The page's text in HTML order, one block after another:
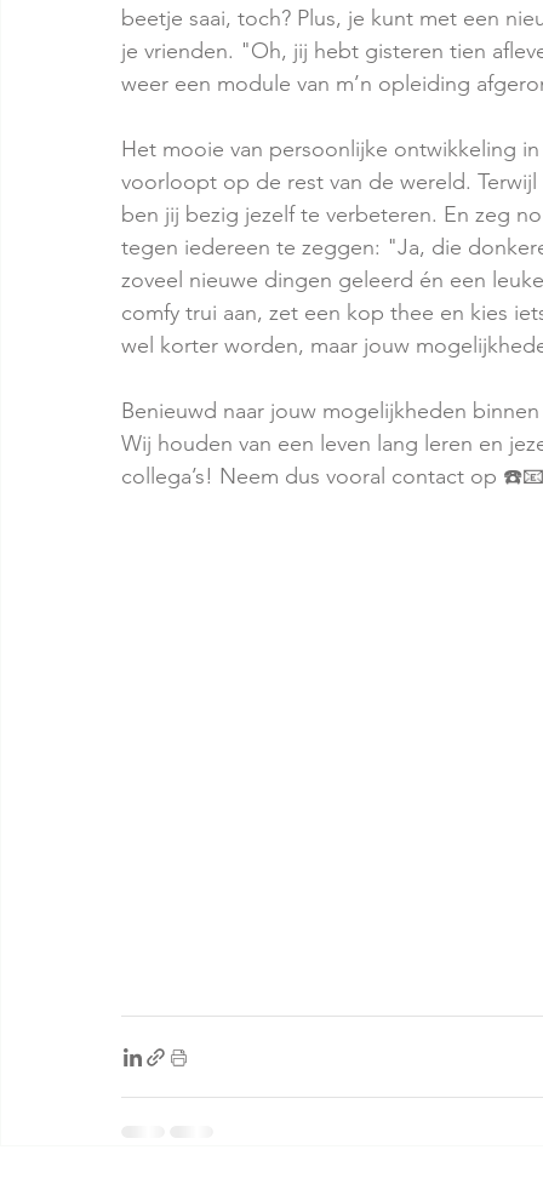
beetje saai, toch? Plus, je kunt met een
je vrienden. "Oh, jij hebt gisteren tien
weer een module van m’n opleiding
Het mooie van persoonlijke ontwikkeling
voorloopt op de rest van de wereld.
ben jij bezig jezelf te verbeteren. En zeg
tegen iedereen te zeggen: "Ja, die
zoveel nieuwe dingen geleerd én een
comfy trui aan, zet een kop thee en kies
wel korter worden, maar jouw
Benieuwd naar jouw mogelijkheden
Wij houden van een leven lang leren en
collega’s! Neem dus vooral contact op